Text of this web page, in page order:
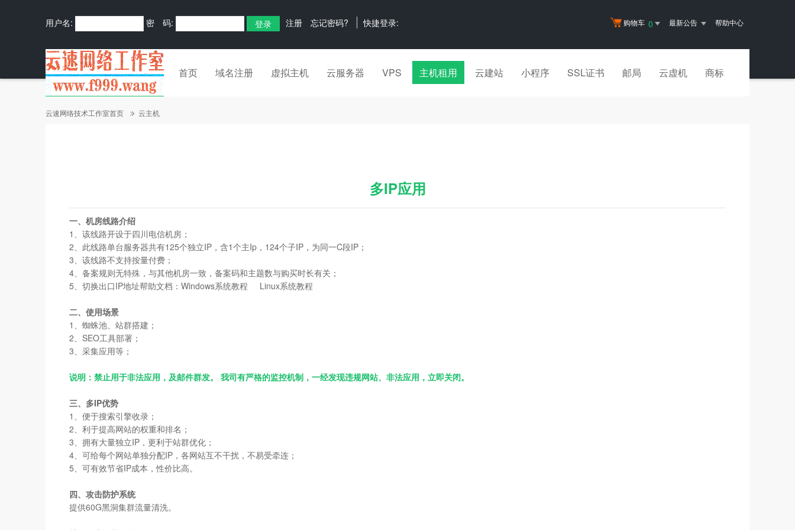
购物车 0 最新公告 帮助中心
用户名: 密 码: 注册 忘记密码? 快捷登录:
首页 域名注册 虚拟主机 云服务器 VPS 主机租用 云建站 小程序 SSL证书 邮局 云虚机 商标
云速网络技术工作室首页 云主机
多IP应用
一、机房线路介绍
1、该线路开设于四川电信机房；
2、此线路单台服务器共有125个独立IP，含1个主Ip，124个子IP，为同一C段IP；
3、该线路不支持按量付费；
4、备案规则无特殊，与其他机房一致，备案码和主题数与购买时长有关；
5、切换出口IP地址帮助文档：Windows系统教程 Linux系统教程
二、使用场景
1、蜘蛛池、站群搭建；
2、SEO工具部署；
3、采集应用等；
说明：禁止用于非法应用，及邮件群发。 我司有严格的监控机制，一经发现违规网站、非法应用，立即关闭。
三、多IP优势
1、便于搜索引擎收录；
2、利于提高网站的权重和排名；
3、拥有大量独立IP，更利于站群优化；
4、可给每个网站单独分配IP，各网站互不干扰，不易受牵连；
5、可有效节省IP成本，性价比高。
四、攻击防护系统
提供60G黑洞集群流量清洗。